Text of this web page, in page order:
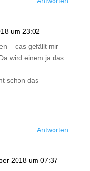
um 23:02
– das gefällt mir
wird einem ja das
schon das
Antworten
2018 um 07:37